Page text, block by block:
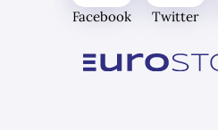
Facebook Twitter